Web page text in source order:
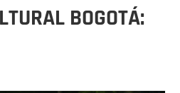
BOGOTÁ: